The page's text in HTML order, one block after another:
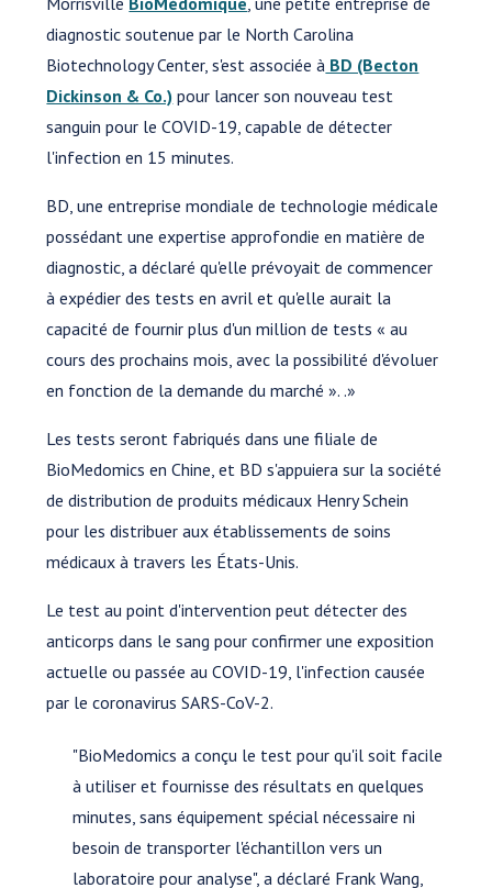
diagnostic soutenue par le North Carolina
Biotechnology Center, s'est associée à BD (Becton
Dickinson & Co.) pour lancer son nouveau test
sanguin pour le COVID-19, capable de détecter
l'infection en 15 minutes.
BD, une entreprise mondiale de technologie médicale
possédant une expertise approfondie en matière de
diagnostic, a déclaré qu'elle prévoyait de commencer
à expédier des tests en avril et qu'elle aurait la
capacité de fournir plus d'un million de tests « au
cours des prochains mois, avec la possibilité d'évoluer
en fonction de la demande du marché ». .»
Les tests seront fabriqués dans une filiale de
BioMedomics en Chine, et BD s'appuiera sur la société
de distribution de produits médicaux Henry Schein
pour les distribuer aux établissements de soins
médicaux à travers les États-Unis.
Le test au point d'intervention peut détecter des
anticorps dans le sang pour confirmer une exposition
actuelle ou passée au COVID-19, l'infection causée
par le coronavirus SARS-CoV-2.
"BioMedomics a conçu le test pour qu'il soit facile
à utiliser et fournisse des résultats en quelques
minutes, sans équipement spécial nécessaire ni
besoin de transporter l'échantillon vers un
laboratoire pour analyse", a déclaré Frank Wang,